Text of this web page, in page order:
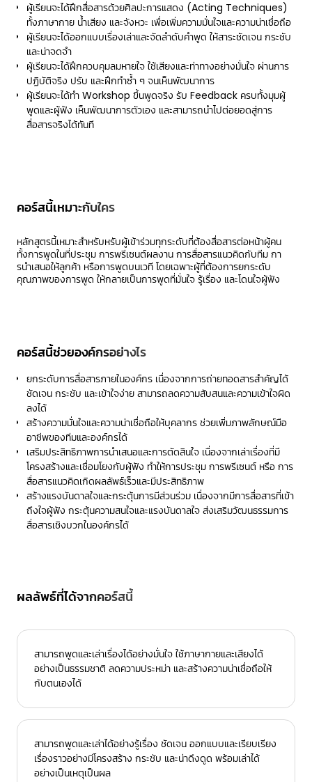
ผู้เรียนจะได้ฝึกสื่อสารด้วยศิลปะการแสดง (Acting Techniques)
ทั้งภาษากาย น้ำเสียง และจังหวะ เพื่อเพิ่มความมั่นใจและความน่าเชื่อถือ
ผู้เรียนจะได้ออกแบบเรื่องเล่าและจัดลำดับคำพูด ให้สาระชัดเจน กระชับ
และน่าจดจำ
ผู้เรียนจะได้ฝึกควบคุมลมหายใจ ใช้เสียงและท่าทางอย่างมั่นใจ ผ่านการ
ปฏิบัติจริง ปรับ และฝึกทำซ้ำ ๆ จนเห็นพัฒนาการ
ผู้เรียนจะได้ทำ Workshop ขึ้นพูดจริง รับ Feedback ครบทั้งมุมผู้
พูดและผู้ฟัง เห็นพัฒนาการตัวเอง และสามารถนำไปต่อยอดสู่การ
สื่อสารจริงได้ทันที
คอร์สนี้เหมาะกับใคร
หลักสูตรนี้เหมาะสําหรับหรับผู้เข้าร่วมทุกระดับที่ต้องสื่อสารต่อหน้าผู้คน
ทั้งการพูดในที่ประชุม การพรีเซนต์ผลงาน การสื่อสารแนวคิดกับทีม กา
รนําเสนอให้ลูกค้า หรือการพูดบนเวที โดยเฉพาะผู้ที่ต้องการยกระดับ
คุณภาพของการพูด ให้กลายเป็นการพูดที่มั่นใจ รู้เรื่อง และโดนใจผู้ฟัง
คอร์สนี้ช่วยองค์กรอย่างไร
ยกระดับการสื่อสารภายในองค์กร เนื่องจากการถ่ายทอดสารสำคัญได้
ชัดเจน กระชับ และเข้าใจง่าย สามารถลดความสับสนและความเข้าใจผิด
ลงได้
สร้างความมั่นใจและความน่าเชื่อถือให้บุคลากร ช่วยเพิ่มภาพลักษณ์มือ
อาชีพของทีมและองค์กรได้
เสริมประสิทธิภาพการนำเสนอและการตัดสินใจ เนื่องจากเล่าเรื่องที่มี
โครงสร้างและเชื่อมโยงกับผู้ฟัง ทำให้การประชุม การพรีเซนต์ หรือ การ
สื่อสารแนวคิดเกิดผลลัพธ์เร็วและมีประสิทธิภาพ
สร้างแรงบันดาลใจและกระตุ้นการมีส่วนร่วม เนื่องจากมีการสื่อสารที่เข้า
ถึงใจผู้ฟัง กระตุ้นความสนใจและแรงบันดาลใจ ส่งเสริมวัฒนธรรมการ
สื่อสารเชิงบวกในองค์กรได้
ผลลัพธ์ที่ได้จากคอร์สนี้
สามารถพูดและเล่าเรื่องได้อย่างมั่นใจ ใช้ภาษากายและเสียงได้
อย่างเป็นธรรมชาติ ลดความประหม่า และสร้างความน่าเชื่อถือให้
กับตนเองได้
สามารถพูดและเล่าได้อย่างรู้เรื่อง ชัดเจน ออกแบบและเรียบเรียง
เรื่องราวอย่างมีโครงสร้าง กระชับ และน่าดึงดูด พร้อมเล่าได้
อย่างเป็นเหตุเป็นผล